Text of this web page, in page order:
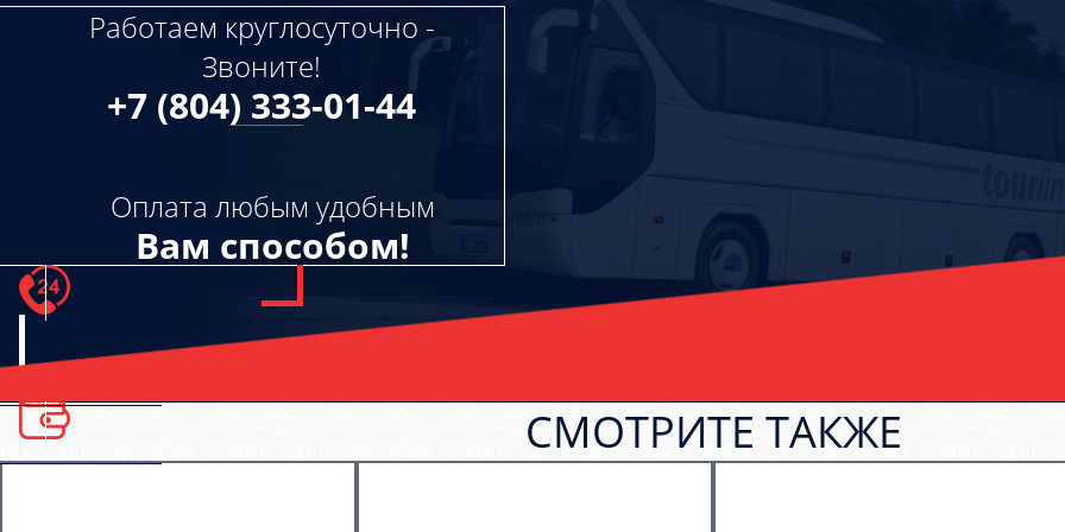
Работаем круглосуточно -
Звоните!
+7 (804) 333-01-44
Оплата любым удобным
Вам способом!
СМОТРИТЕ ТАКЖЕ